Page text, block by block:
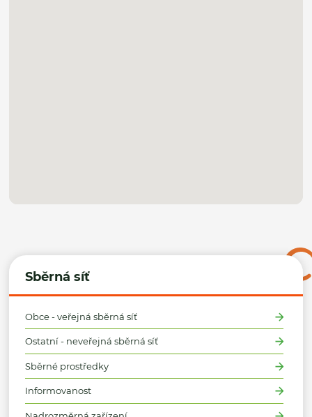
Sběrná síť
Obce - veřejná sběrná síť
Ostatní - neveřejná sběrná síť
Sběrné prostředky
Informovanost